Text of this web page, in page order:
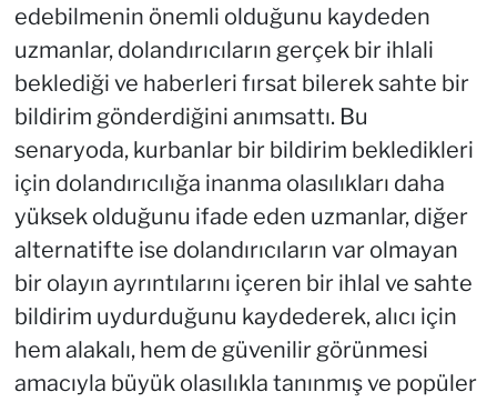
edebilmenin önemli olduğunu kaydeden
uzmanlar, dolandırıcıların gerçek bir ihlali
beklediği ve haberleri fırsat bilerek sahte bir
bildirim gönderdiğini anımsattı. Bu
senaryoda, kurbanlar bir bildirim bekledikleri
için dolandırıcılığa inanma olasılıkları daha
yüksek olduğunu ifade eden uzmanlar, diğer
alternatifte ise dolandırıcıların var olmayan
bir olayın ayrıntılarını içeren bir ihlal ve sahte
bildirim uydurduğunu kaydederek, alıcı için
hem alakalı, hem de güvenilir görünmesi
amacıyla büyük olasılıkla tanınmış ve popüler